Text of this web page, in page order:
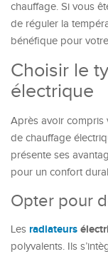
chauffage. Si vous
de réguler la
bénéfique pour
Choisir le
électrique
Après avoir compris
de chauffage
présente ses
pour un confort
Opter pour
Les radiateurs
polyvalents. Ils